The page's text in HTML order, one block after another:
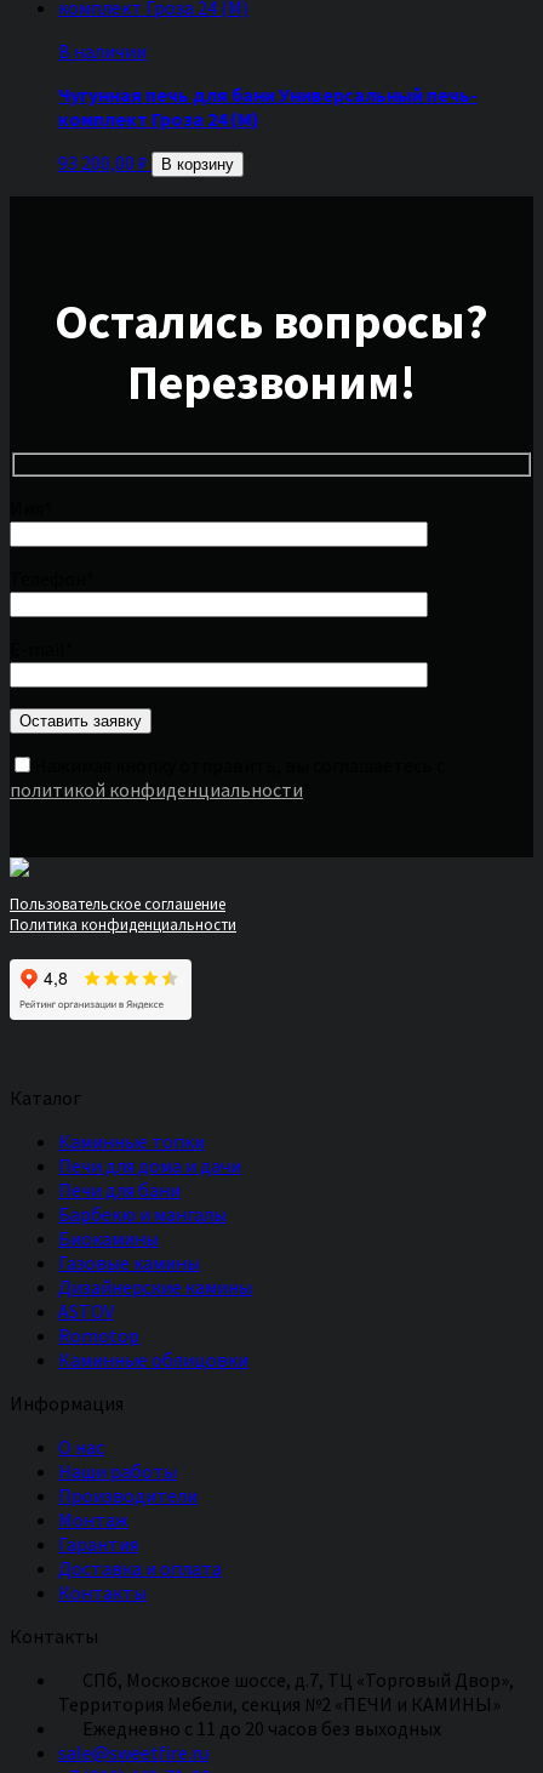
В наличии
Чугунная печь для бани Универсальный печь-
комплект Гроза 24 (М)
93 200,00 ₽ В корзину
Остались вопросы?
Перезвоним!
политикой конфиденциальности
Пользовательское соглашение
Политика конфиденциальности
Каталог
Каминные топки
Печи для дома и дачи
Печи для бани
Барбекю и мангалы
Биокамины
Газовые камины
Дизайнерские камины
ASTOV
Romotop
Каминные облицовки
Информация
О нас
Наши работы
Производители
Монтаж
Гарантия
Доставка и оплата
Контакты
Контакты
СПб, Московское шоссе, д.7, ТЦ «Торговый Двор»,
Территория Мебели, секция №2 «ПЕЧИ и КАМИНЫ»
Eжедневно с 11 до 20 часов без выходных
sale@sweetfire.ru